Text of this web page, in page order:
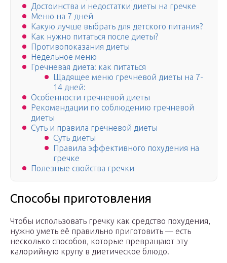
Достоинства и недостатки диеты на гречке
Меню на 7 дней
Какую лучше выбрать для детского питания?
Как нужно питаться после диеты?
Противопоказания диеты
Недельное меню
Гречневая диета: как питаться
Щадящее меню гречневой диеты на 7-
14 дней:
Особенности гречневой диеты
Рекомендации по соблюдению гречневой
диеты
Суть и правила гречневой диеты
Суть диеты
Правила эффективного похудения на
гречке
Полезные свойства гречки
Способы приготовления
Чтобы использовать гречку как средство похудения,
нужно уметь её правильно приготовить — есть
несколько способов, которые превращают эту
калорийную крупу в диетическое блюдо.